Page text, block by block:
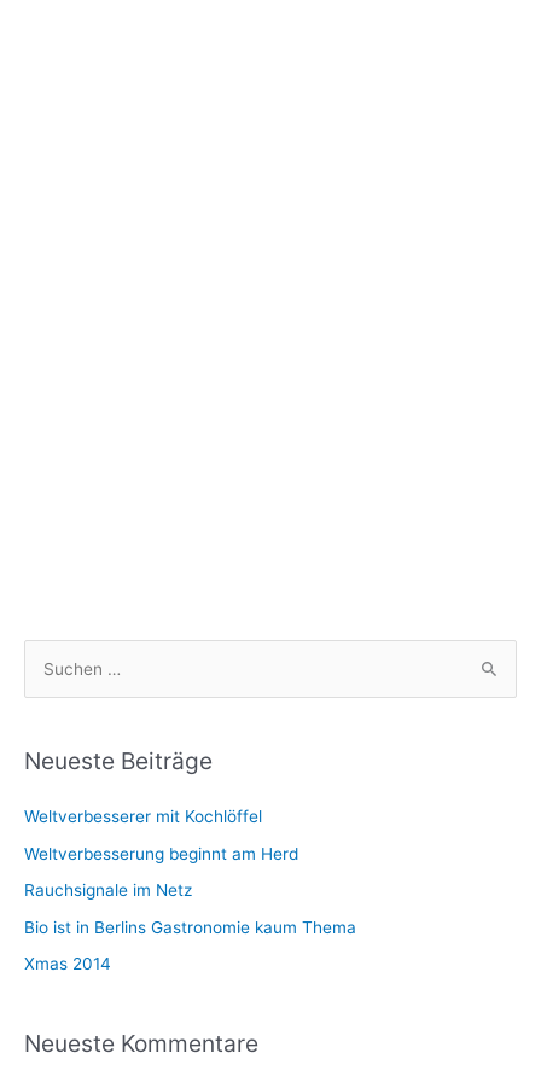
h
n
n
a
Neueste Beiträge
Weltverbesserer mit Kochlöffel
Weltverbesserung beginnt am Herd
Rauchsignale im Netz
Bio ist in Berlins Gastronomie kaum Thema
Xmas 2014
Neueste Kommentare